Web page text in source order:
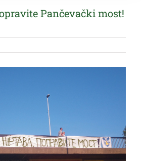
Pančevački most!